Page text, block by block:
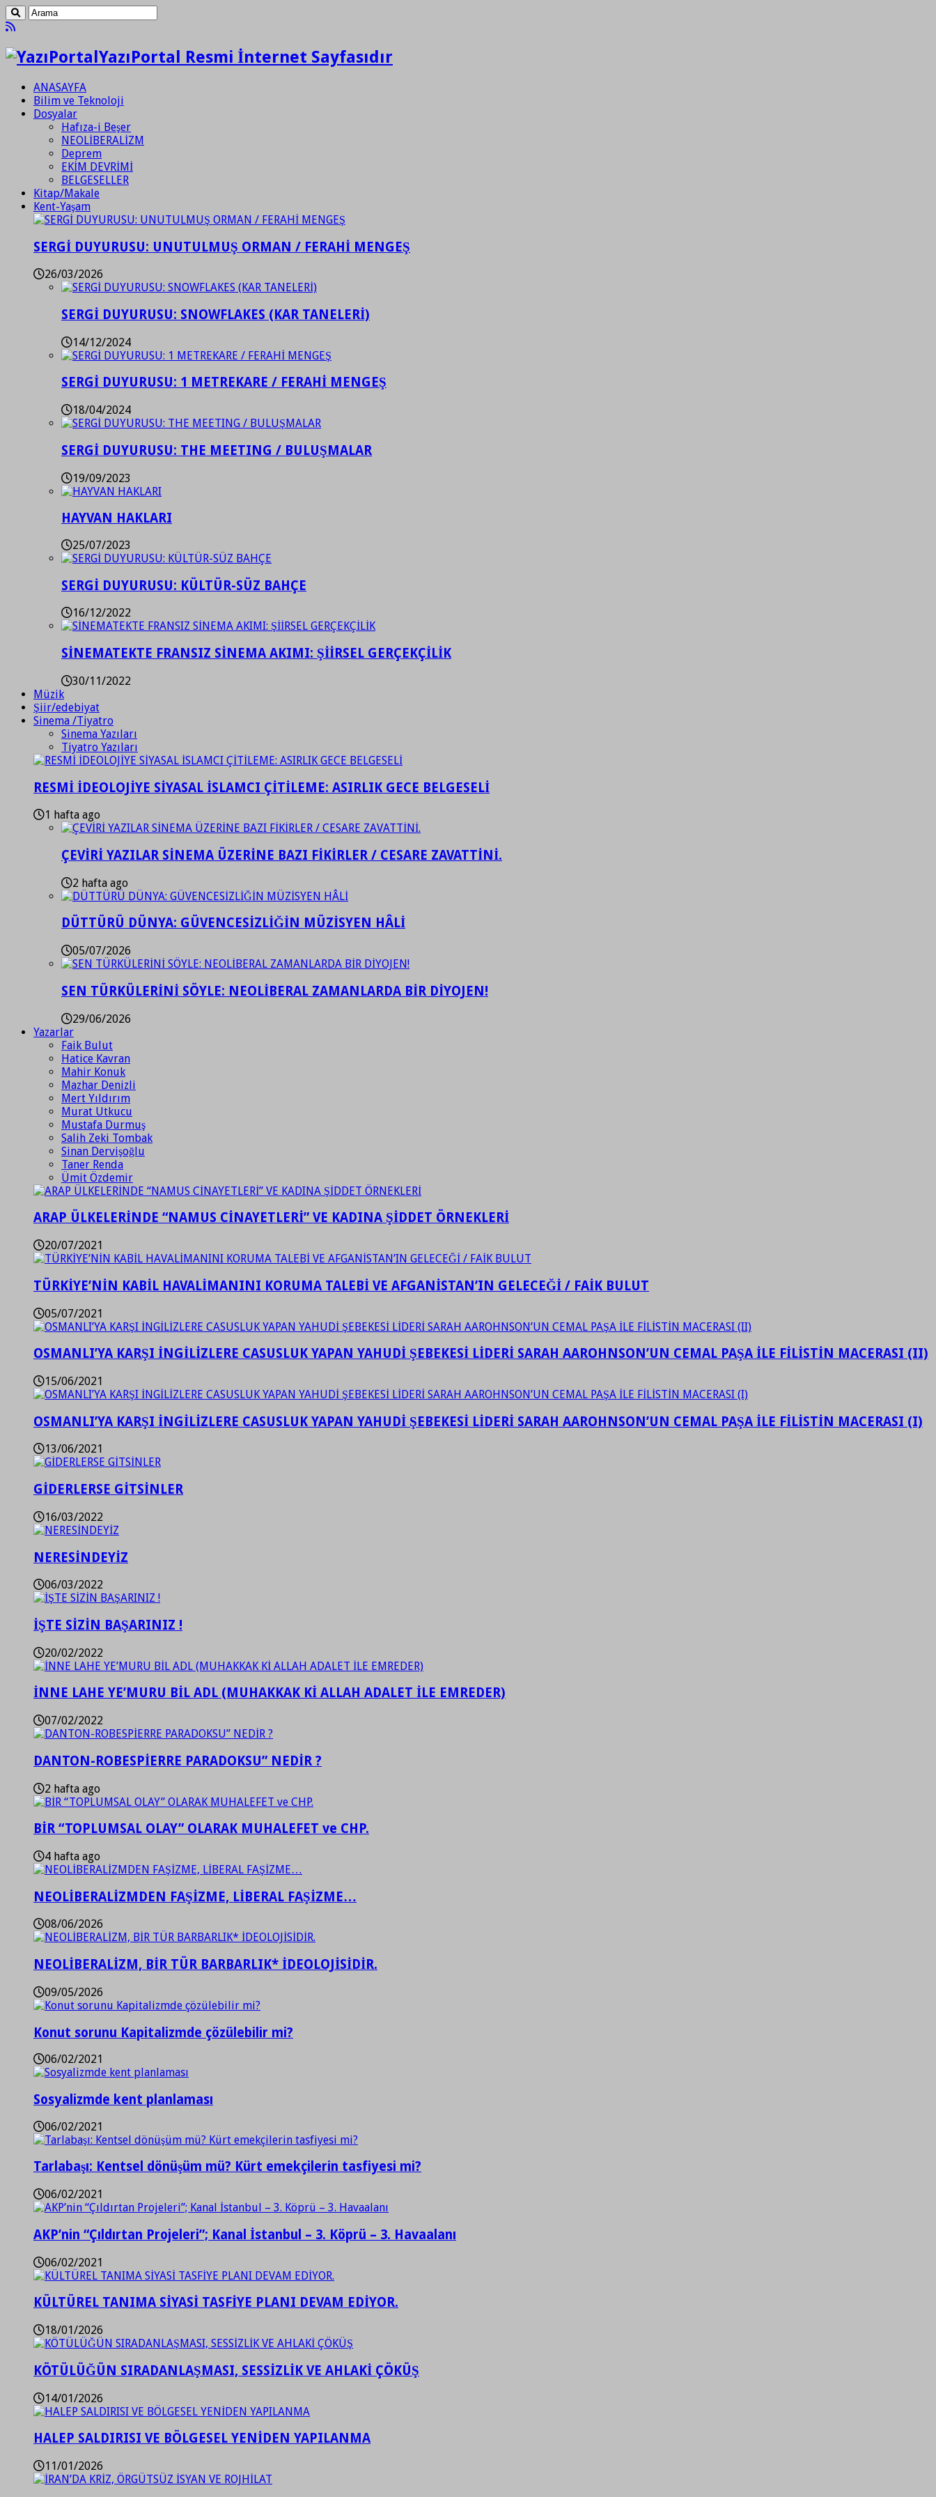
YazıPortal Resmi İnternet Sayfasıdır
ANASAYFA
Bilim ve Teknoloji
Dosyalar
Hafıza-i Beşer
NEOLİBERALİZM
Deprem
EKİM DEVRİMİ
BELGESELLER
Kitap/Makale
Kent-Yaşam
SERGİ DUYURUSU: UNUTULMUŞ ORMAN / FERAHİ MENGEŞ
26/03/2026
SERGİ DUYURUSU: SNOWFLAKES (KAR TANELERİ)
14/12/2024
SERGİ DUYURUSU: 1 METREKARE / FERAHİ MENGEŞ
18/04/2024
SERGİ DUYURUSU: THE MEETING / BULUŞMALAR
19/09/2023
HAYVAN HAKLARI
25/07/2023
SERGİ DUYURUSU: KÜLTÜR-SÜZ BAHÇE
16/12/2022
SİNEMATEKTE FRANSIZ SİNEMA AKIMI: ŞİİRSEL GERÇEKÇİLİK
30/11/2022
Müzik
Şiir/edebiyat
Sinema /Tiyatro
Sinema Yazıları
Tiyatro Yazıları
RESMİ İDEOLOJİYE SİYASAL İSLAMCI ÇİTİLEME: ASIRLIK GECE BELGESELİ
1 hafta ago
ÇEVİRİ YAZILAR SİNEMA ÜZERİNE BAZI FİKİRLER / CESARE ZAVATTİNİ.
2 hafta ago
DÜTTÜRÜ DÜNYA: GÜVENCESİZLİĞİN MÜZİSYEN HÂLİ
05/07/2026
SEN TÜRKÜLERİNİ SÖYLE: NEOLİBERAL ZAMANLARDA BİR DİYOJEN!
29/06/2026
Yazarlar
Faik Bulut
Hatice Kavran
Mahir Konuk
Mazhar Denizli
Mert Yıldırım
Murat Utkucu
Mustafa Durmuş
Salih Zeki Tombak
Sinan Dervişoğlu
Taner Renda
Ümit Özdemir
ARAP ÜLKELERİNDE “NAMUS CİNAYETLERİ” VE KADINA ŞİDDET ÖRNEKLERİ
20/07/2021
TÜRKİYE’NİN KABİL HAVALİMANINI KORUMA TALEBİ VE AFGANİSTAN’IN GELECEĞİ / FAİK BULUT
05/07/2021
OSMANLI’YA KARŞI İNGİLİZLERE CASUSLUK YAPAN YAHUDİ ŞEBEKESİ LİDERİ SARAH AAROHNSON’UN CEMAL PAŞA İLE FİLİSTİN MACERASI (II)
15/06/2021
OSMANLI’YA KARŞI İNGİLİZLERE CASUSLUK YAPAN YAHUDİ ŞEBEKESİ LİDERİ SARAH AAROHNSON’UN CEMAL PAŞA İLE FİLİSTİN MACERASI (I)
13/06/2021
GİDERLERSE GİTSİNLER
16/03/2022
NERESİNDEYİZ
06/03/2022
İŞTE SİZİN BAŞARINIZ !
20/02/2022
İNNE LAHE YE’MURU BİL ADL (MUHAKKAK Kİ ALLAH ADALET İLE EMREDER)
07/02/2022
DANTON-ROBESPİERRE PARADOKSU” NEDİR ?
2 hafta ago
BİR “TOPLUMSAL OLAY” OLARAK MUHALEFET ve CHP.
4 hafta ago
NEOLİBERALİZMDEN FAŞİZME, LİBERAL FAŞİZME…
08/06/2026
NEOLİBERALİZM, BİR TÜR BARBARLIK* İDEOLOJİSİDİR.
09/05/2026
Konut sorunu Kapitalizmde çözülebilir mi?
06/02/2021
Sosyalizmde kent planlaması
06/02/2021
Tarlabaşı: Kentsel dönüşüm mü? Kürt emekçilerin tasfiyesi mi?
06/02/2021
AKP’nin “Çıldırtan Projeleri”; Kanal İstanbul – 3. Köprü – 3. Havaalanı
06/02/2021
KÜLTÜREL TANIMA SİYASİ TASFİYE PLANI DEVAM EDİYOR.
18/01/2026
KÖTÜLÜĞÜN SIRADANLAŞMASI, SESSİZLİK VE AHLAKİ ÇÖKÜŞ
14/01/2026
HALEP SALDIRISI VE BÖLGESEL YENİDEN YAPILANMA
11/01/2026